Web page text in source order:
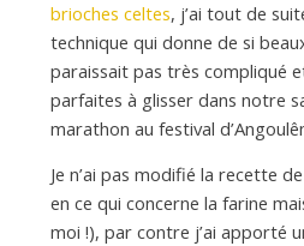
brioches celtes, j’ai tout de
technique qui donne de si
paraissait pas très compliqué
parfaites à glisser dans notre
marathon au festival
Je n’ai pas modifié la recette
en ce qui concerne la farine
moi !), par contre j’ai apporté